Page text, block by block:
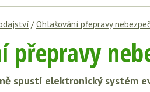
/Ohlašování přepravy
přepravy
spustí elektronický systém